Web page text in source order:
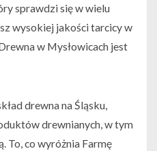
sprawdzi się w wielu
wysokiej jakości tarcicy w
w Mysłowicach jest
drewna na Śląsku,
drewnianych, w tym
To, co wyróżnia Farmę